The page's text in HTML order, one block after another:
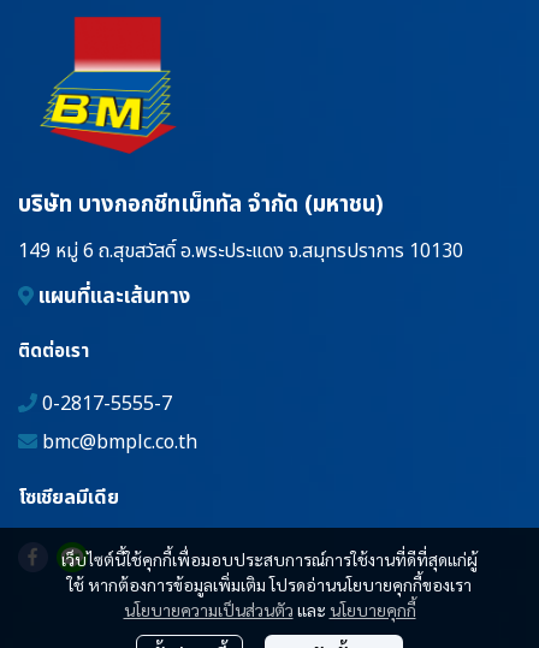
เว็บไซต์นี้ใช้คุกกี้เพื่อมอบประสบการณ์การใช้งานที่ดีที่สุดแก่ผู้
ใช้ หากต้องการข้อมูลเพิ่มเติม โปรดอ่านนโยบายคุกกี้ของเรา
นโยบายความเป็นส่วนตัว และ นโยบายคุกกี้
บริษัท บางกอกชีทเม็ททัล จำกัด (มหาชน)
149 หมู่ 6 ถ.สุขสวัสดิ์ อ.พระประแดง จ.สมุทรปราการ 10130
แผนที่และเส้นทาง
ติดต่อเรา
0-2817-5555-7
bmc@bmplc.co.th
โซเชียลมีเดีย